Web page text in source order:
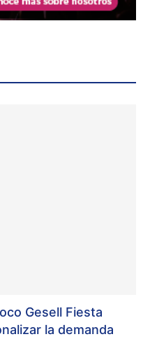
Gesell Fiesta
la demanda